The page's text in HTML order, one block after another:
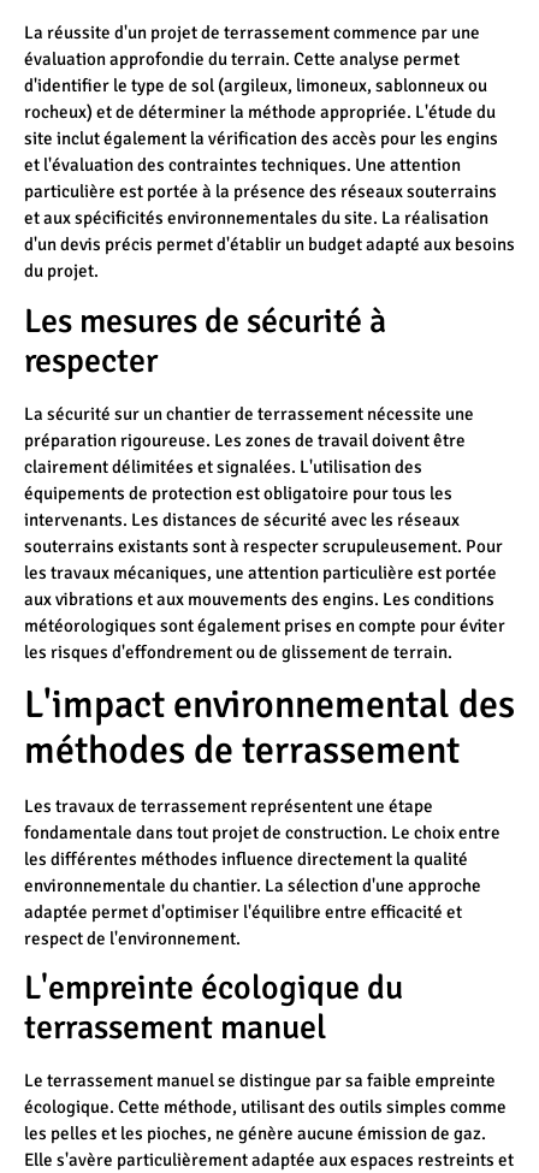
La réussite d'un projet de terrassement commence par une
évaluation approfondie du terrain. Cette analyse permet
d'identifier le type de sol (argileux, limoneux, sablonneux ou
rocheux) et de déterminer la méthode appropriée. L'étude du
site inclut également la vérification des accès pour les engins
et l'évaluation des contraintes techniques. Une attention
particulière est portée à la présence des réseaux souterrains
et aux spécificités environnementales du site. La réalisation
d'un devis précis permet d'établir un budget adapté aux besoins
du projet.
Les mesures de sécurité à
respecter
La sécurité sur un chantier de terrassement nécessite une
préparation rigoureuse. Les zones de travail doivent être
clairement délimitées et signalées. L'utilisation des
équipements de protection est obligatoire pour tous les
intervenants. Les distances de sécurité avec les réseaux
souterrains existants sont à respecter scrupuleusement. Pour
les travaux mécaniques, une attention particulière est portée
aux vibrations et aux mouvements des engins. Les conditions
météorologiques sont également prises en compte pour éviter
les risques d'effondrement ou de glissement de terrain.
L'impact environnemental des
méthodes de terrassement
Les travaux de terrassement représentent une étape
fondamentale dans tout projet de construction. Le choix entre
les différentes méthodes influence directement la qualité
environnementale du chantier. La sélection d'une approche
adaptée permet d'optimiser l'équilibre entre efficacité et
respect de l'environnement.
L'empreinte écologique du
terrassement manuel
Le terrassement manuel se distingue par sa faible empreinte
écologique. Cette méthode, utilisant des outils simples comme
les pelles et les pioches, ne génère aucune émission de gaz.
Elle s'avère particulièrement adaptée aux espaces restreints et